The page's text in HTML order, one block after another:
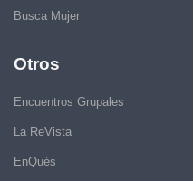
Busca Mujer
Otros
Encuentros Grupales
La ReVista
EnQués